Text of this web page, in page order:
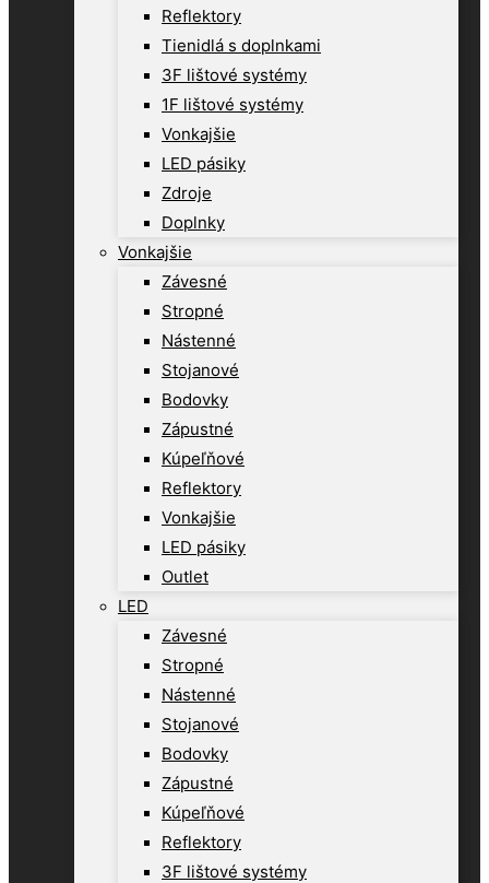
Reflektory
Tienidlá s doplnkami
3F lištové systémy
1F lištové systémy
Vonkajšie
LED pásiky
Zdroje
Doplnky
Vonkajšie
Závesné
Stropné
Nástenné
Stojanové
Bodovky
Zápustné
Kúpeľňové
Reflektory
Vonkajšie
LED pásiky
Outlet
LED
Závesné
Stropné
Nástenné
Stojanové
Bodovky
Zápustné
Kúpeľňové
Reflektory
3F lištové systémy